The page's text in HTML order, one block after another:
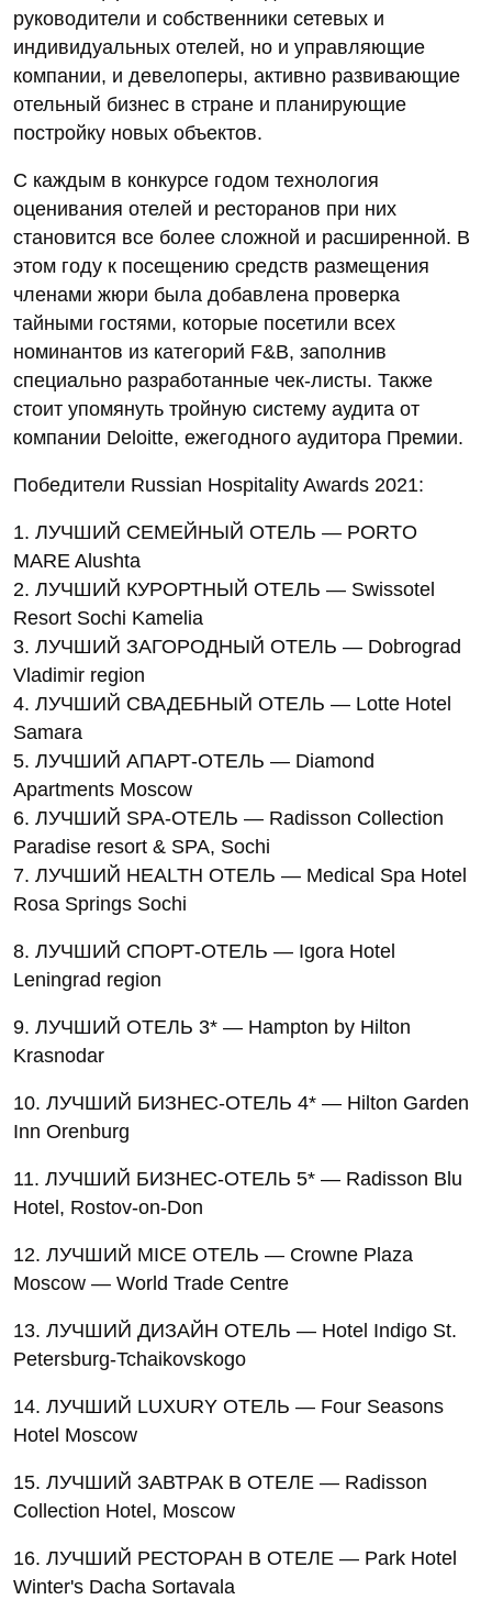
руководители и собственники сетевых и
индивидуальных отелей, но и управляющие
компании, и девелоперы, активно развивающие
отельный бизнес в стране и планирующие
постройку новых объектов.
С каждым в конкурсе годом технология
оценивания отелей и ресторанов при них
становится все более сложной и расширенной. В
этом году к посещению средств размещения
членами жюри была добавлена проверка
тайными гостями, которые посетили всех
номинантов из категорий F&B, заполнив
специально разработанные чек-листы. Также
стоит упомянуть тройную систему аудита от
компании Deloitte, ежегодного аудитора Премии.
Победители Russian Hospitality Awards 2021:
1. ЛУЧШИЙ СЕМЕЙНЫЙ ОТЕЛЬ — PORTO
MARE Alushta
2. ЛУЧШИЙ КУРОРТНЫЙ ОТЕЛЬ — Swissotel
Resort Sochi Kamelia
3. ЛУЧШИЙ ЗАГОРОДНЫЙ ОТЕЛЬ — Dobrograd
Vladimir region
4. ЛУЧШИЙ СВАДЕБНЫЙ ОТЕЛЬ — Lotte Hotel
Samara
5. ЛУЧШИЙ АПАРТ-ОТЕЛЬ — Diamond
Apartments Moscow
6. ЛУЧШИЙ SPA-ОТЕЛЬ — Radisson Collection
Paradise resort & SPA, Sochi
7. ЛУЧШИЙ HEALTH ОТЕЛЬ — Medical Spa Hotel
Rosa Springs Sochi
8. ЛУЧШИЙ СПОРТ-ОТЕЛЬ — Igora Hotel
Leningrad region
9. ЛУЧШИЙ ОТЕЛЬ 3* — Hampton by Hilton
Krasnodar
10. ЛУЧШИЙ БИЗНЕС-ОТЕЛЬ 4* — Hilton Garden
Inn Orenburg
11. ЛУЧШИЙ БИЗНЕС-ОТЕЛЬ 5* — Radisson Blu
Hotel, Rostov-on-Don
12. ЛУЧШИЙ MICE ОТЕЛЬ — Crowne Plaza
Moscow — World Trade Centre
13. ЛУЧШИЙ ДИЗАЙН ОТЕЛЬ — Hotel Indigo St.
Petersburg-Tchaikovskogo
14. ЛУЧШИЙ LUXURY ОТЕЛЬ — Four Seasons
Hotel Moscow
15. ЛУЧШИЙ ЗАВТРАК В ОТЕЛЕ — Radisson
Collection Hotel, Moscow
16. ЛУЧШИЙ РЕСТОРАН В ОТЕЛЕ — Park Hotel
Winter's Dacha Sortavala